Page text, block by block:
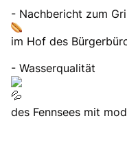
- Nachbericht zum
im Hof des
- Wasserqualität
des Fennsees mit